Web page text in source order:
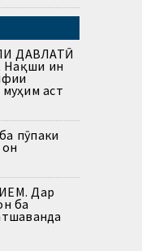
ДАВЛАТӢ
ин
аст
пӯпаки
Дар
ба